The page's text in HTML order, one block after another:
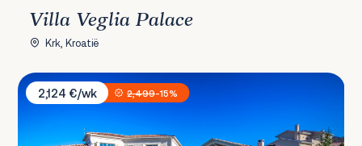
Villa Veglia Palace
Krk, Kroatië
Villa Star Istria
2,124 €/wk
2,499-15%